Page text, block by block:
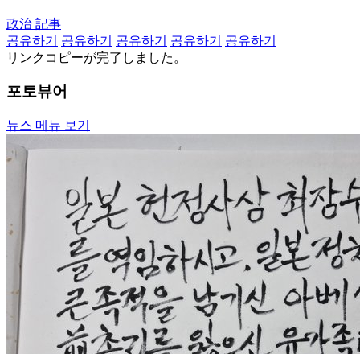
政治 記事
공유하기
공유하기 공유하기 공유하기
공유하기
リンクコピーが完了しました。
포토뷰어
뉴스 메뉴 보기